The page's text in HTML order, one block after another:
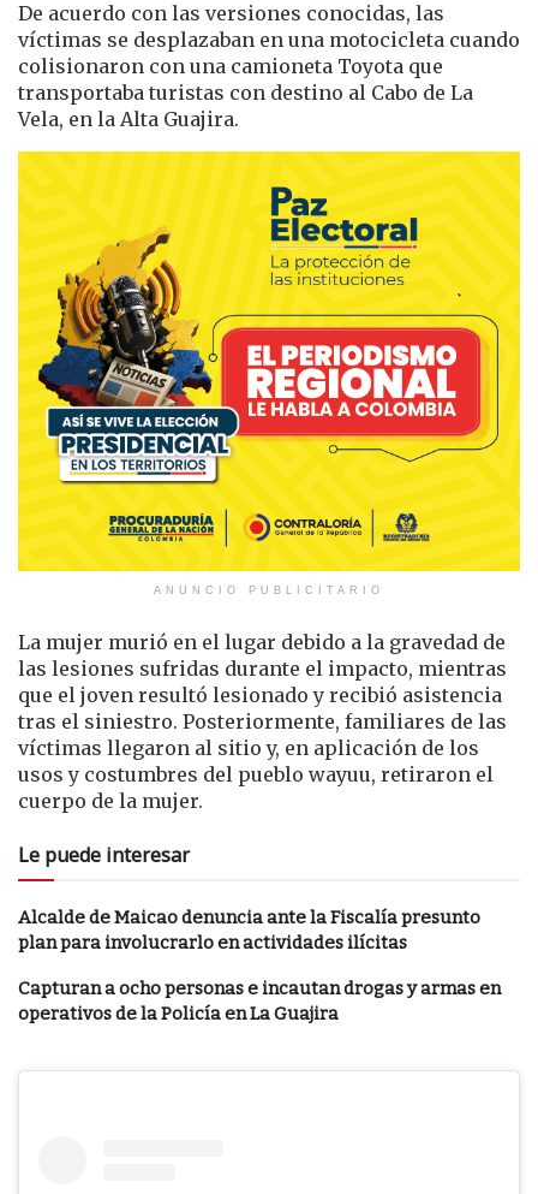
De acuerdo con las versiones conocidas, las
víctimas se desplazaban en una motocicleta cuando
colisionaron con una camioneta Toyota que
transportaba turistas con destino al Cabo de La
Vela, en la Alta Guajira.
ANUNCIO PUBLICITARIO
La mujer murió en el lugar debido a la gravedad de
las lesiones sufridas durante el impacto, mientras
que el joven resultó lesionado y recibió asistencia
tras el siniestro. Posteriormente, familiares de las
víctimas llegaron al sitio y, en aplicación de los
usos y costumbres del pueblo wayuu, retiraron el
cuerpo de la mujer.
Le puede interesar
Alcalde de Maicao denuncia ante la Fiscalía presunto
plan para involucrarlo en actividades ilícitas
Capturan a ocho personas e incautan drogas y armas en
operativos de la Policía en La Guajira